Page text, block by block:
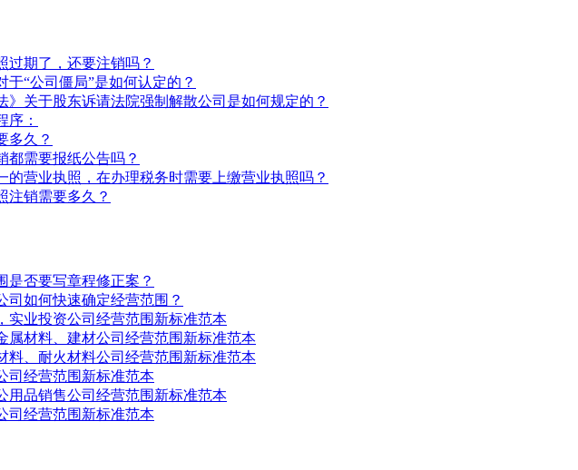
过期了，还要注销吗？
于“公司僵局”是如何认定的？
》关于股东诉请法院强制解散公司是如何规定的？
序：
多久？
都需要报纸公告吗？
的营业执照，在办理税务时需要上缴营业执照吗？
注销需要多久？
是否要写章程修正案？
司如何快速确定经营范围？
实业投资公司经营范围新标准范本
属材料、建材公司经营范围新标准范本
料、耐火材料公司经营范围新标准范本
司经营范围新标准范本
用品销售公司经营范围新标准范本
司经营范围新标准范本